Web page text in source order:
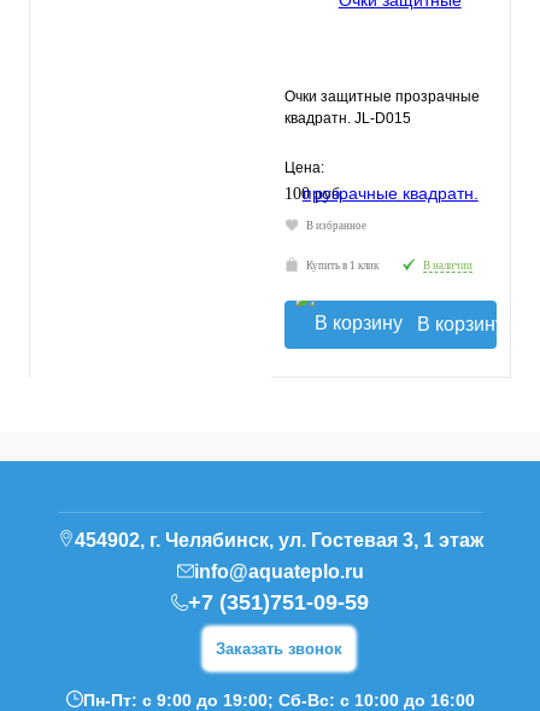
Очки защитные прозрачные
квадратн. JL-D015
Цена:
100 руб.
В избранное
Купить в 1 клик В наличии
В корзину
454902, г. Челябинск, ул. Гостевая 3, 1 этаж
info@aquateplo.ru
+7 (351)751-09-59
Заказать звонок
Пн-Пт: с 9:00 до 19:00; Сб-Вс: с 10:00 до 16:00